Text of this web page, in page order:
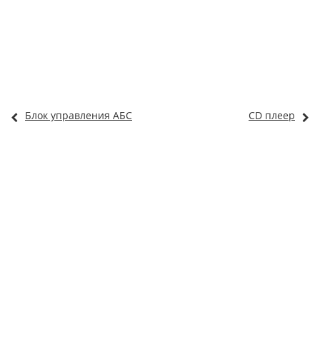
Блок управления АБС CD плеер